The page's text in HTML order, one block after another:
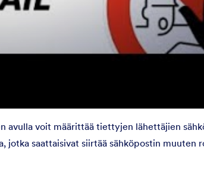
avulla voit määrittää tiettyjen lähettäjien
jotka saattaisivat siirtää sähköpostin muuten